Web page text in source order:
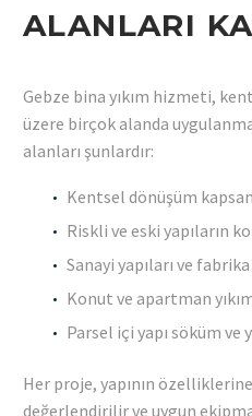
ALANLARI
Gebze bina yıkım hizmeti,
üzere birçok alanda
alanları şunlardır:
Kentsel dönüşüm
Riskli ve eski yapıların
Sanayi yapıları ve fabrika
Konut ve apartman
Parsel içi yapı söküm ve
Her proje, yapının
değerlendirilir ve uygun